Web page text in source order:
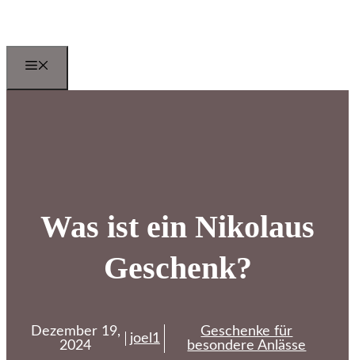
springen
Was ist ein Nikolaus
Geschenk?
Dezember 19,
2024
joel1
Geschenke für
besondere Anlässe